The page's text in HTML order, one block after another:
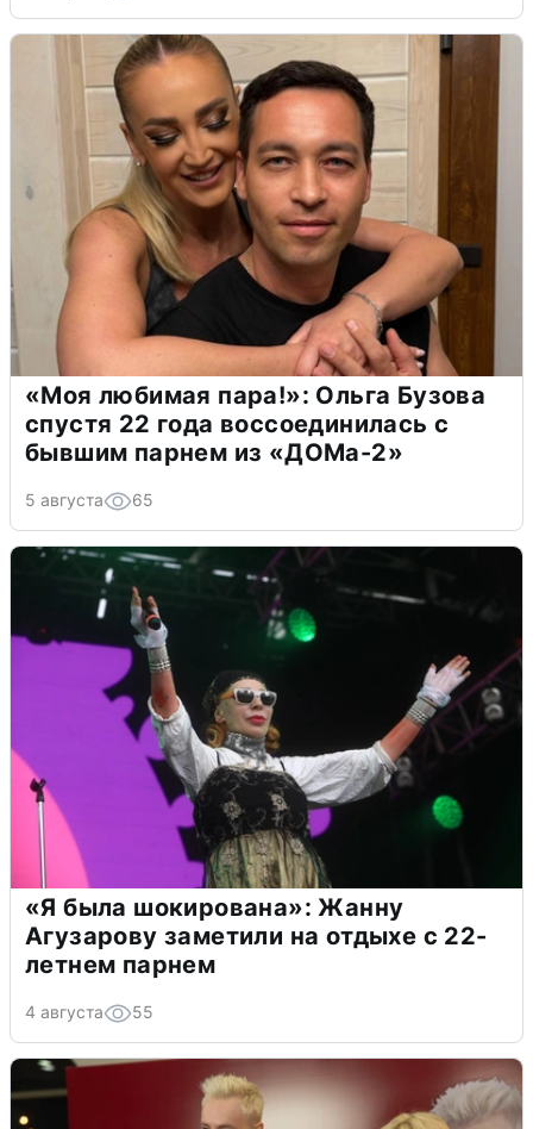
«Моя любимая пара!»: Ольга Бузова
спустя 22 года воссоединилась с
бывшим парнем из «ДОМа-2»
5 августа 65
«Я была шокирована»: Жанну
Агузарову заметили на отдыхе с 22-
летнем парнем
4 августа 55